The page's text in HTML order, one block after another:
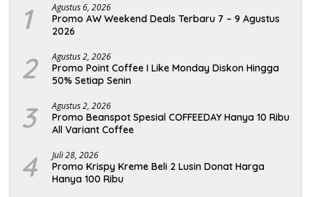
1 Agustus 6, 2026
Promo AW Weekend Deals Terbaru 7 – 9 Agustus
2026
2 Agustus 2, 2026
Promo Point Coffee I Like Monday Diskon Hingga
50% Setiap Senin
3 Agustus 2, 2026
Promo Beanspot Spesial COFFEEDAY Hanya 10 Ribu
All Variant Coffee
4 Juli 28, 2026
Promo Krispy Kreme Beli 2 Lusin Donat Harga
Hanya 100 Ribu